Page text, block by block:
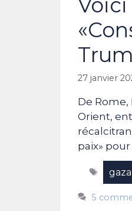
27 janvier
De
Orient,
paix»
gaza
5